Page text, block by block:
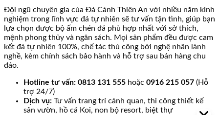
Đội ngũ chuyên gia của Đá Cảnh Thiên An với nhiều năm kinh
nghiệm trong lĩnh vực đá tự nhiên sẽ tư vấn tận tình, giúp bạn
lựa chọn được bộ ấm chén đá phù hợp nhất với sở thích,
mệnh phong thủy và ngân sách. Mọi sản phẩm đều được cam
kết đá tự nhiên 100%, chế tác thủ công bởi nghệ nhân lành
nghề, kèm chính sách bảo hành và hỗ trợ sau bán hàng chu
đáo.
Hotline tư vấn: 0813 131 555 hoặc 0916 215 057 (Hỗ
trợ 24/7)
Dịch vụ: Tư vấn trang trí cảnh quan, thi công thiết kế
sân vườn, hồ cá Koi, non bộ resort, biệt thự